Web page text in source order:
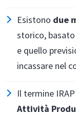
Esistono due
storico, basato
e quello
incassare nel
Il termine IRAP
Attività